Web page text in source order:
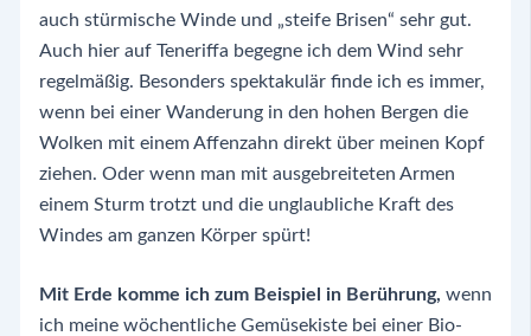
auch stürmische Winde und „steife Brisen“ sehr gut.
Auch hier auf Teneriffa begegne ich dem Wind sehr
regelmäßig. Besonders spektakulär finde ich es immer,
wenn bei einer Wanderung in den hohen Bergen die
Wolken mit einem Affenzahn direkt über meinen Kopf
ziehen. Oder wenn man mit ausgebreiteten Armen
einem Sturm trotzt und die unglaubliche Kraft des
Windes am ganzen Körper spürt!
Mit Erde komme ich zum Beispiel in Berührung, wenn
ich meine wöchentliche Gemüsekiste bei einer Bio-